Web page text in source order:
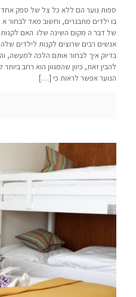
ספות נוער הם ללא כל צל של ספק אחד
בו ילדים מתבגרים, וחשוב מאד לבחור
של דבר ה מקום השינה שלו. האם לקנות
אנשים רבים שרוצים לקנות לילדים
בדיוק איך לבחור אותם הלכה למעשה,
להבין זאת, כיוון שהמגוון הוא רחב
הנוער אפשר לראות כי […]